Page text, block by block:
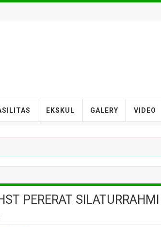
EKSKUL GALERY VIDEO
PERERAT SILATURRAHMI